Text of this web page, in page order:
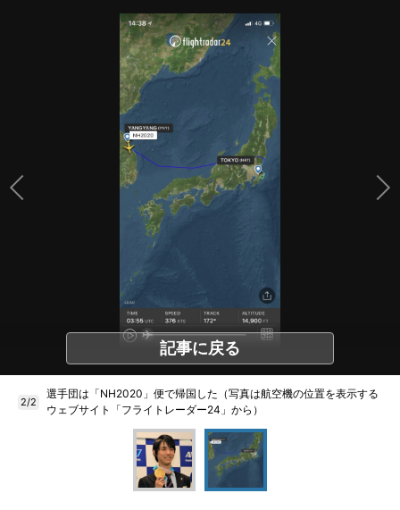
記事に戻る
2/2
選手団は「NH2020」便で帰国した（写真は航空機の位置を表示する
ウェブサイト「フライトレーダー24」から）